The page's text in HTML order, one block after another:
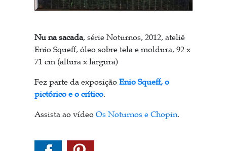
Nu na sacada, série Noturnos, 2012, ateliê
Enio Squeff, óleo sobre tela e moldura, 92 x
71 cm (altura x largura)
Fez parte da exposição Enio Squeff, o
pictórico e o crítico.
Assista ao vídeo Os Noturnos e Chopin.